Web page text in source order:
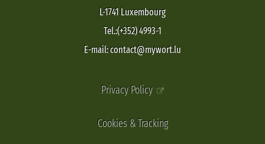
L-1741 Luxembourg
Tel.:(+352) 4993-1
E-mail: contact@mywort.lu
Privacy Policy
Cookies & Tracking